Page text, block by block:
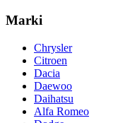
Marki
Chrysler
Citroen
Dacia
Daewoo
Daihatsu
Alfa Romeo